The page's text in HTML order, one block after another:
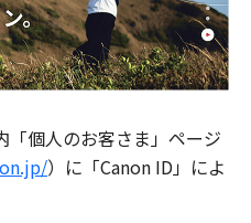
「個人のお客さま」ページ
）に「Canon ID」によ